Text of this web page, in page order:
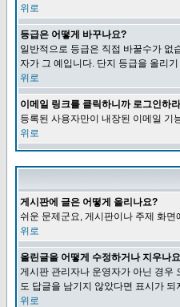
위로
등급은 어떻게 바꾸나요?
일반적으로 등급은 직접 바꿀수가 없
자가 그 예입니다. 단지 등급을 올리
위로
이메일 링크를 클릭하니까 로그인하
등록된 사용자만이 내장된 이메일 기
위로
게시판에 글은 어떻게 올리나요?
쉬운 문제군요, 게시판이나 주제 화
위로
올린글을 어떻게 수정하거나 지우나
게시판 관리자나 운영자가 아닌 경우
도 답글을 남기지 않았다면 표시가
위로